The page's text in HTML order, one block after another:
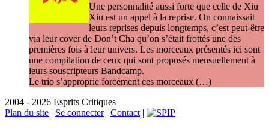
Une personnalité aussi forte que celle de Xiu
Xiu est un appel à la reprise. On connaissait
leurs reprises depuis longtemps, c’est peut-être
via leur cover de Don’t Cha qu’on s’était frottés une des
premières fois à leur univers. Les morceaux présentés ici sont
une compilation de ceux qui sont proposés mensuellement à
leurs souscripteurs Bandcamp.
Le trio s’approprie forcément ces morceaux (…)
2004 - 2026 Esprits Critiques
Plan du site | Se connecter| Contact |